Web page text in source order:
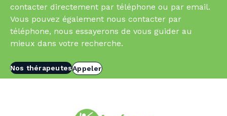
contacter directement par téléphone ou par email.
Vous pouvez également nous contacter par
téléphone, nous essayerons de vous guider au
mieux dans votre recherche.
Nos thérapeutesAppeler